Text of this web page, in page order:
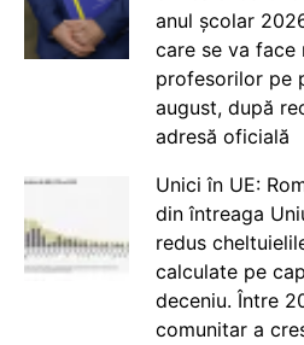
anul școlar
care se va face
profesorilor pe
august, după
adresă oficială
Unici în UE:
din întreaga
redus
calculate pe
deceniu. Între
comunitar a